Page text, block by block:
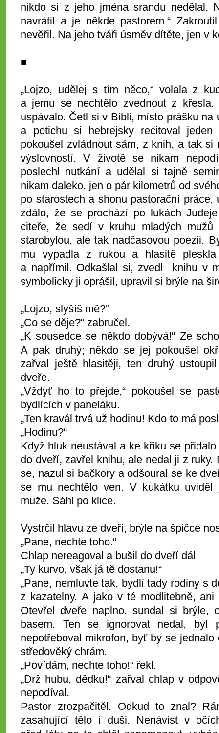
nikdo si z jeho jména srandu nedělal.
navrátil a je někde pastorem.“
nevěřil. Na jeho tváři úsměv dítěte, jen v
■
„Lojzo, udělej s tím něco,“ volala z
a jemu se nechtělo zvednout z
uspávalo. Četl si v Bibli, místo prášku na
a potichu si hebrejsky recitoval
pokoušel zvládnout sám, z knih, a tak si
výslovností. V životě se nikam
poslechl nutkání a udělal si tajně
nikam daleko, jen o pár kilometrů od
po starostech a shonu pastorační
zdálo, že se prochází po lukách
citeře, že sedí v kruhu mladých
starobylou, ale tak nadčasovou poezii.
mu vypadla z rukou a hlasitě
a napřímil. Odkašlal si, zvedl knihu v
symbolicky ji oprášil, upravil si brýle na
„Lojzo, slyšíš mě?“
„Co se děje?“ zabručel.
„K sousedce se někdo dobývá!“ Ze
A pak druhý; někdo se jej pokoušel
zařval ještě hlasitěji, ten druhý
dveře.
„Vždyť ho to přejde,“ pokoušel se
bydlících v paneláku.
„Ten kravál trvá už hodinu! Kdo to má
„Hodinu?“
Když hluk neustával a ke křiku se
do dveří, zavřel knihu, ale nedal ji z
se, nazul si bačkory a odšoural se ke
se mu nechtělo ven. V kukátku uviděl
muže. Sáhl po klice.
Vystrčil hlavu ze dveří, brýle na špičce
„Pane, nechte toho.“
Chlap nereagoval a bušil do dveří dál.
„Ty kurvo, však já tě dostanu!“
„Pane, nemluvte tak, bydlí tady rodiny s
z kazatelny. A jako v té modlitebně,
Otevřel dveře naplno, sundal si brýle,
basem. Ten se ignorovat nedal, byl
nepotřeboval mikrofon, byť by se
středověký chrám.
„Povídám, nechte toho!“ řekl.
„Drž hubu, dědku!“ zařval chlap v
nepodíval.
Pastor zrozpačitěl. Odkud to znal?
zasahující tělo i duši. Nenávist v